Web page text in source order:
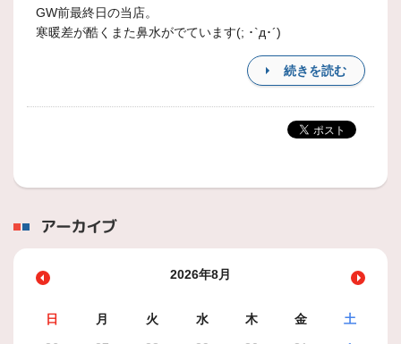
GW前最終日の当店。
寒暖差が酷くまた鼻水がでています(; ･`д･´)
続きを読む
アーカイブ
2026年8月
日 月 火 水 木 金
土